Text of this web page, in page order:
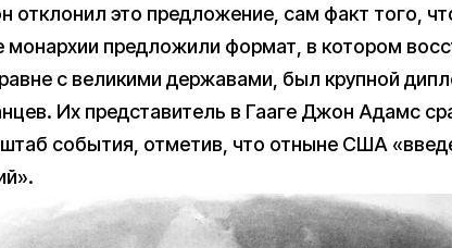
отклонил это предложение, сам факт того,
монархии предложили формат, в котором
с великими державами, был крупной
Их представитель в Гааге Джон Адамс
события, отметив, что отныне США